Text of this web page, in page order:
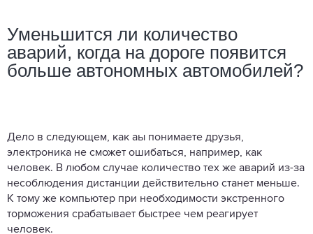
Уменьшится ли количество
аварий, когда на дороге появится
больше автономных автомобилей?
Дело в следующем, как аы понимаете друзья,
электроника не сможет ошибаться, например, как
человек. В любом случае количество тех же аварий из-за
несоблюдения дистанции действительно станет меньше.
К тому же компьютер при необходимости экстренного
торможения срабатывает быстрее чем реагирует
человек.